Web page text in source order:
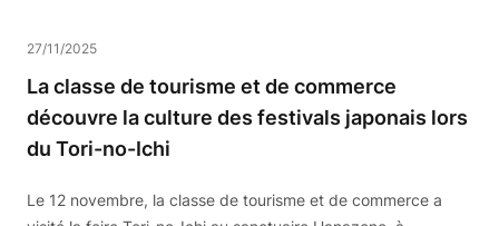
27/11/2025
La classe de tourisme et de commerce
découvre la culture des festivals japonais lors
du Tori-no-Ichi
Le 12 novembre, la classe de tourisme et de commerce a